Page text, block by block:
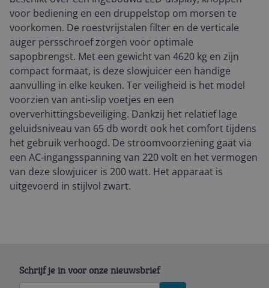
voor bediening en een druppelstop om morsen te
voorkomen. De roestvrijstalen filter en de verticale
auger persschroef zorgen voor optimale
sapopbrengst. Met een gewicht van 4620 kg en zijn
compact formaat, is deze slowjuicer een handige
aanvulling in elke keuken. Ter veiligheid is het model
voorzien van anti-slip voetjes en een
oververhittingsbeveiliging. Dankzij het relatief lage
geluidsniveau van 65 db wordt ook het comfort tijdens
het gebruik verhoogd. De stroomvoorziening gaat via
een AC-ingangsspanning van 220 volt en het vermogen
van deze slowjuicer is 200 watt. Het apparaat is
uitgevoerd in stijlvol zwart.
Schrijf je in voor onze nieuwsbrief